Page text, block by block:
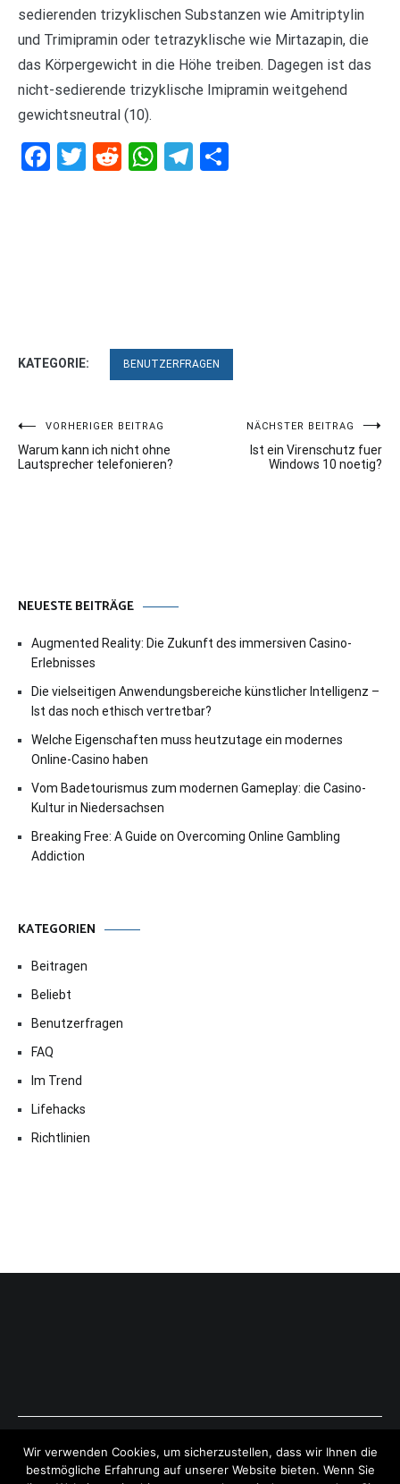
sedierenden trizyklischen Substanzen wie Amitriptylin
und Trimipramin oder tetrazyklische wie Mirtazapin, die
das Körpergewicht in die Höhe treiben. Dagegen ist das
nicht-sedierende trizyklische Imipramin weitgehend
gewichtsneutral (10).
Facebook
Twitter
RedditWhatsApp
Telegram
KATEGORIE: BENUTZERFRAGEN
Beitragsnavigation
VORHERIGER BEITRAG
Warum kann ich nicht ohne
Lautsprecher telefonieren?
NÄCHSTER BEITRAG
Ist ein Virenschutz fuer
Windows 10 noetig?
NEUESTE BEITRÄGE
Augmented Reality: Die Zukunft des immersiven Casino-
Erlebnisses
Die vielseitigen Anwendungsbereiche künstlicher Intelligenz –
Ist das noch ethisch vertretbar?
Welche Eigenschaften muss heutzutage ein modernes
Online-Casino haben
Vom Badetourismus zum modernen Gameplay: die Casino-
Kultur in Niedersachsen
Breaking Free: A Guide on Overcoming Online Gambling
Addiction
KATEGORIEN
Beitragen
Beliebt
Benutzerfragen
FAQ
Im Trend
Lifehacks
Richtlinien
Copyright © 2026ExpressAntworten.com. All rights reserved.
Theme:Cenote by ThemeGrill. Powered byWordPress .
Wir verwenden Cookies, um sicherzustellen, dass wir Ihnen die
bestmögliche Erfahrung auf unserer Website bieten. Wenn Sie